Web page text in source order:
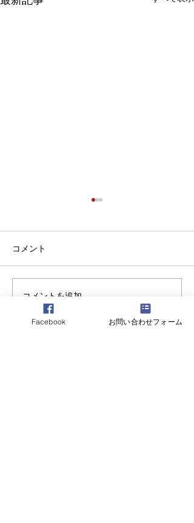
こんにちは 今年も残すところ
後数日となりました、本年度
御座います 風邪インフルエン
ザが大流行しております お身
体に気をつけて良い新年をお
迎え下さい 来年度も宜しくお
コメント
コメントを追加…
Facebook お問い合わせフォーム